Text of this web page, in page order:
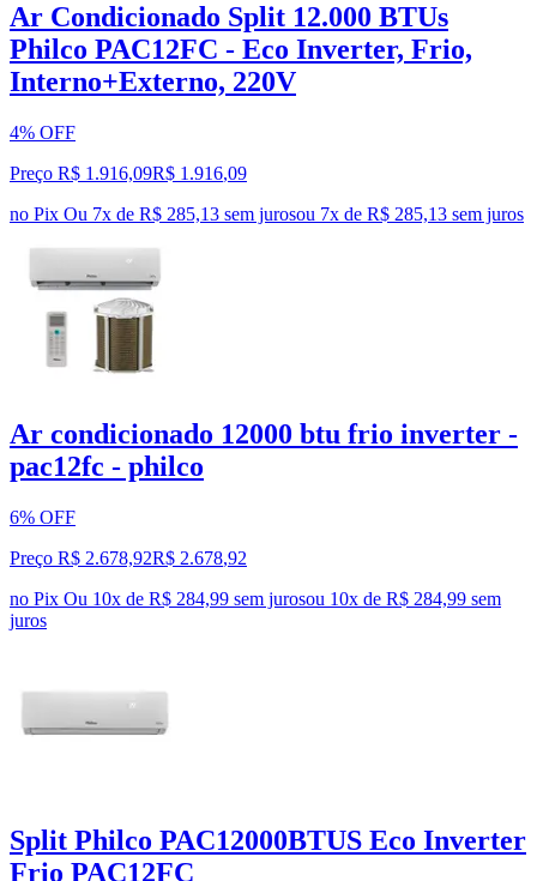
Ar Condicionado Split 12.000 BTUs
Philco PAC12FC - Eco Inverter, Frio,
Interno+Externo, 220V
4% OFF
Preço R$ 1.916,09R$ 1.916,09
no Pix Ou 7x de R$ 285,13 sem jurosou 7x de R$ 285,13 sem juros
Ar condicionado 12000 btu frio inverter -
pac12fc - philco
6% OFF
Preço R$ 2.678,92R$ 2.678,92
no Pix Ou 10x de R$ 284,99 sem jurosou 10x de R$ 284,99 sem
juros
Split Philco PAC12000BTUS Eco Inverter
Frio PAC12FC